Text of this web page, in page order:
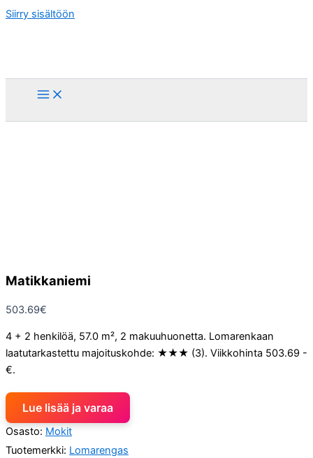
Siirry sisältöön
Matikkaniemi
503.69€
4 + 2 henkilöä, 57.0 m², 2 makuuhuonetta. Lomarenkaan
laatutarkastettu majoituskohde: ★★★ (3). Viikkohinta 503.69 -
€.
Lue lisää ja varaa
Osasto: Mokit
Tuotemerkki: Lomarengas